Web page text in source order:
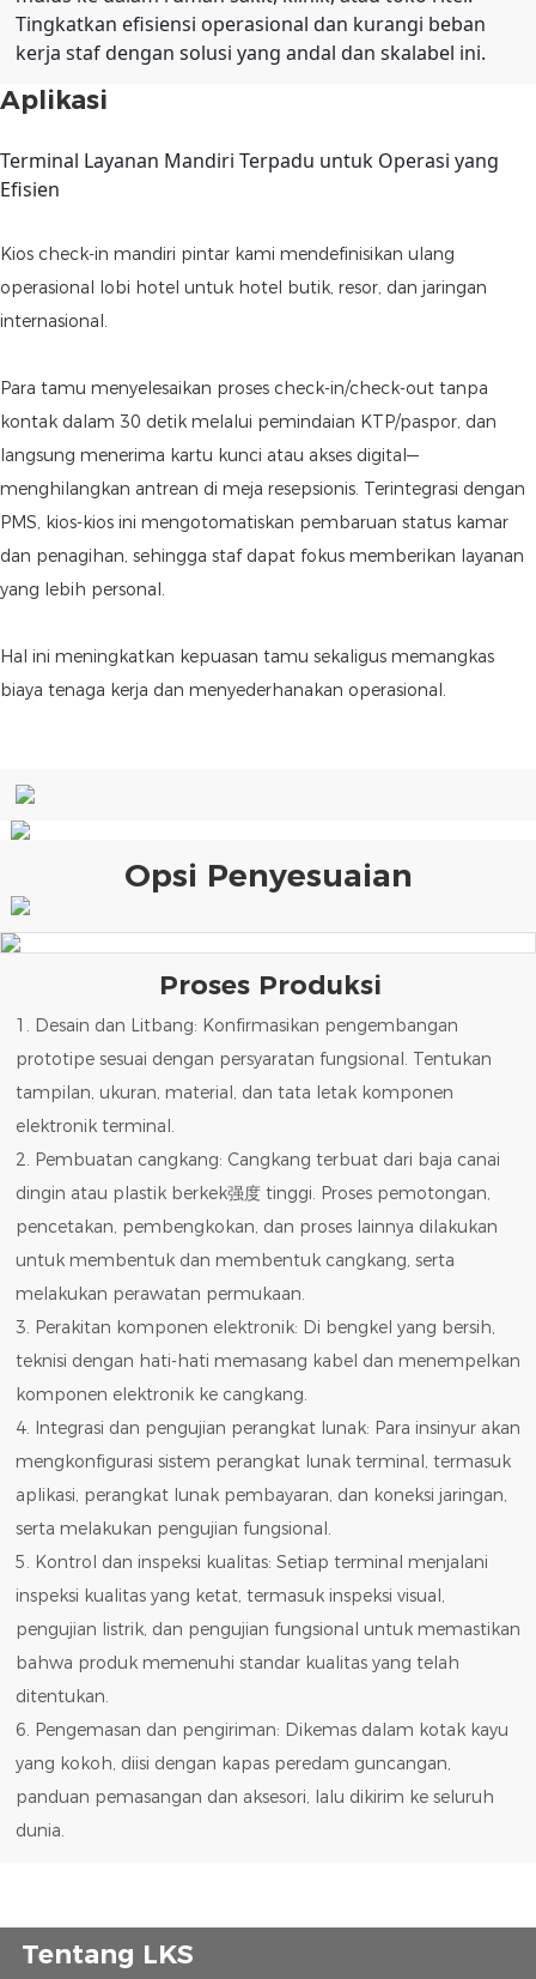
Tingkatkan efisiensi operasional dan kurangi beban
kerja staf dengan solusi yang andal dan skalabel ini.
Aplikasi
Terminal Layanan Mandiri Terpadu untuk Operasi yang
Efisien
Kios check-in mandiri pintar kami mendefinisikan ulang
operasional lobi hotel untuk hotel butik, resor, dan jaringan
internasional.
Para tamu menyelesaikan proses check-in/check-out tanpa
kontak dalam 30 detik melalui pemindaian KTP/paspor, dan
langsung menerima kartu kunci atau akses digital—
menghilangkan antrean di meja resepsionis. Terintegrasi dengan
PMS, kios-kios ini mengotomatiskan pembaruan status kamar
dan penagihan, sehingga staf dapat fokus memberikan layanan
yang lebih personal.
Hal ini meningkatkan kepuasan tamu sekaligus memangkas
biaya tenaga kerja dan menyederhanakan operasional.
Opsi Penyesuaian
Proses Produksi
1. Desain dan Litbang: Konfirmasikan pengembangan
prototipe sesuai dengan persyaratan fungsional. Tentukan
tampilan, ukuran, material, dan tata letak komponen
elektronik terminal.
2. Pembuatan cangkang: Cangkang terbuat dari baja canai
dingin atau plastik berkek强度 tinggi. Proses pemotongan,
pencetakan, pembengkokan, dan proses lainnya dilakukan
untuk membentuk dan membentuk cangkang, serta
melakukan perawatan permukaan.
3. Perakitan komponen elektronik: Di bengkel yang bersih,
teknisi dengan hati-hati memasang kabel dan menempelkan
komponen elektronik ke cangkang.
4. Integrasi dan pengujian perangkat lunak: Para insinyur akan
mengkonfigurasi sistem perangkat lunak terminal, termasuk
aplikasi, perangkat lunak pembayaran, dan koneksi jaringan,
serta melakukan pengujian fungsional.
5. Kontrol dan inspeksi kualitas: Setiap terminal menjalani
inspeksi kualitas yang ketat, termasuk inspeksi visual,
pengujian listrik, dan pengujian fungsional untuk memastikan
bahwa produk memenuhi standar kualitas yang telah
ditentukan.
6. Pengemasan dan pengiriman: Dikemas dalam kotak kayu
yang kokoh, diisi dengan kapas peredam guncangan,
panduan pemasangan dan aksesori, lalu dikirim ke seluruh
dunia.
Tentang LKS